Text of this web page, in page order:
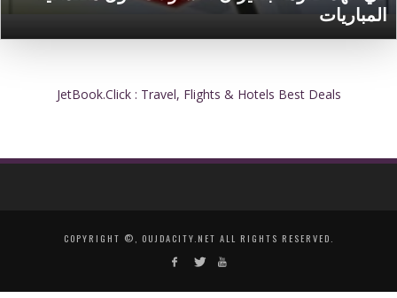
المباريات
JetBook.Click : Travel, Flights & Hotels Best Deals
COPYRIGHT ©, OUJDACITY.NET ALL RIGHTS RESERVED.